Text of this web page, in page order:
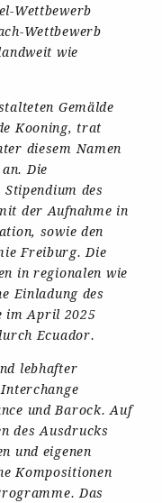
Wettbewerb
Wettbewerb
wie
Gemälde
Kooning, trat
diesem Namen
Die
des
der Aufnahme in
sowie den
Freiburg. Die
in regionalen wie
Einladung des
im April 2025
Ecuador.
lebhafter
und Barock. Auf
des Ausdrucks
und eigenen
Kompositionen
Das